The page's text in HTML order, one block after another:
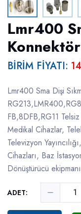
Lmr400
Konnektör
BİRİM FİYATI:
Lmr400 Sma Dişi
FB,8DFB,RG11
Medikal Cihazlar,
Televizyon
Cihazları, Baz
Dönüştürücü
ADET: